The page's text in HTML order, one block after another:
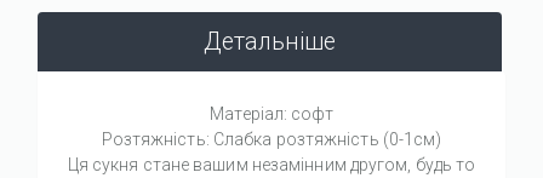
Детальніше
Матеріал: софт
Розтяжність: Слабка розтяжність (0-1см)
Ця сукня стане вашим незамінним другом, будь то